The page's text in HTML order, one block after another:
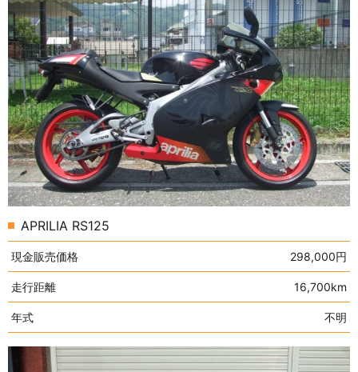
APRILIA RS125
現金販売価格 298,000円
走行距離 16,700km
年式 不明